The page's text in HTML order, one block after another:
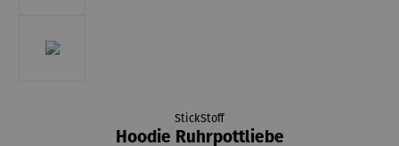
StickStoff
Hoodie Ruhrpottliebe